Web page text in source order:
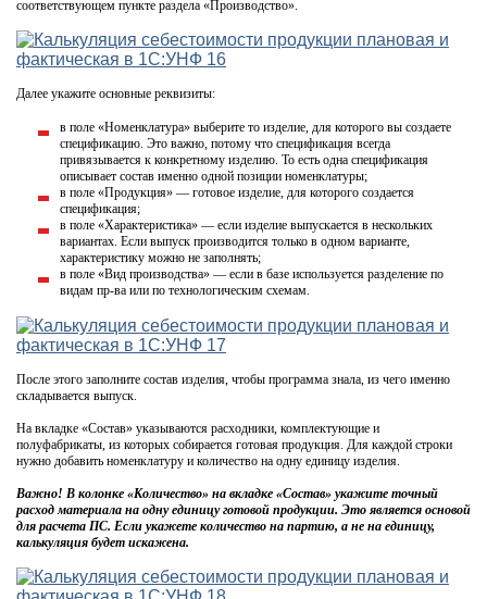
соответствующем пункте раздела «Производство».
Далее укажите основные реквизиты:
в поле «Номенклатура» выберите то изделие, для которого вы создаете
спецификацию. Это важно, потому что спецификация всегда
привязывается к конкретному изделию. То есть одна спецификация
описывает состав именно одной позиции номенклатуры;
в поле «Продукция» — готовое изделие, для которого создается
спецификация;
в поле «Характеристика» — если изделие выпускается в нескольких
вариантах. Если выпуск производится только в одном варианте,
характеристику можно не заполнять;
в поле «Вид производства» — если в базе используется разделение по
видам пр-ва или по технологическим схемам.
После этого заполните состав изделия, чтобы программа знала, из чего именно
складывается выпуск.
На вкладке «Состав» указываются расходники, комплектующие и
полуфабрикаты, из которых собирается готовая продукция. Для каждой строки
нужно добавить номенклатуру и количество на одну единицу изделия.
Важно! В колонке «Количество» на вкладке «Состав» укажите точный
расход материала на одну единицу готовой продукции. Это является основой
для расчета ПС. Если укажете количество на партию, а не на единицу,
калькуляция будет искажена.